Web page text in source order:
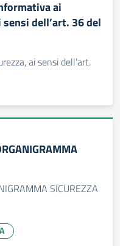
ai
dell’art. 36 del
ai sensi dell’art.
SICUREZZA